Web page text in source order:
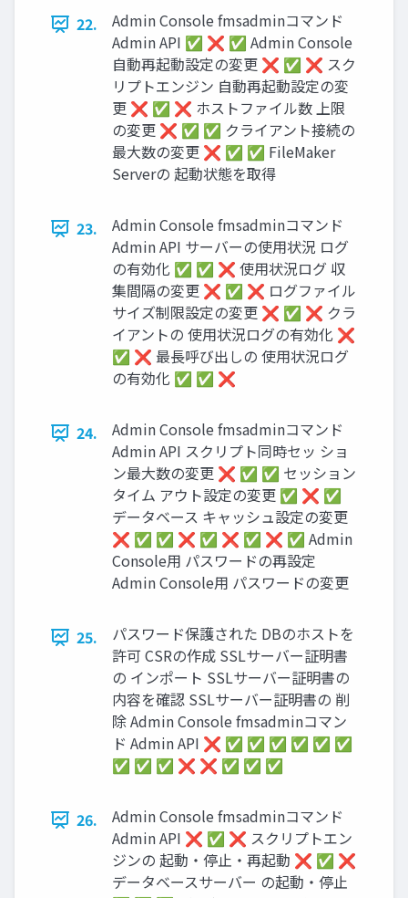
22.
Admin Console fmsadminコマンド
Admin API ✅ ❌ ✅ Admin Console
自動再起動設定の変更 ❌ ✅ ❌ スク
リプトエンジン 自動再起動設定の変
更 ❌ ✅ ❌ ホストファイル数 上限
の変更 ❌ ✅ ✅ クライアント接続の
最大数の変更 ❌ ✅ ✅ FileMaker
Serverの 起動状態を取得
23.
Admin Console fmsadminコマンド
Admin API サーバーの使用状況 ログ
の有効化 ✅ ✅ ❌ 使用状況ログ 収
集間隔の変更 ❌ ✅ ❌ ログファイル
サイズ制限設定の変更 ❌ ✅ ❌ クラ
イアントの 使用状況ログの有効化 ❌
✅ ❌ 最長呼び出しの 使用状況ログ
の有効化 ✅ ✅ ❌
24.
Admin Console fmsadminコマンド
Admin API スクリプト同時セッ ショ
ン最大数の変更 ❌ ✅ ✅ セッション
タイム アウト設定の変更 ✅ ❌ ✅
データベース キャッシュ設定の変更
❌ ✅ ✅ ❌ ✅ ❌ ✅ ❌ ✅ Admin
Console用 パスワードの再設定
Admin Console用 パスワードの変更
25.
パスワード保護された DBのホストを
許可 CSRの作成 SSLサーバー証明書
の インポート SSLサーバー証明書の
内容を確認 SSLサーバー証明書の 削
除 Admin Console fmsadminコマン
ド Admin API ❌ ✅ ✅ ✅ ✅ ✅ ✅
✅ ✅ ✅ ❌ ❌ ✅ ✅ ✅
26.
Admin Console fmsadminコマンド
Admin API ❌ ✅ ❌ スクリプトエン
ジンの 起動・停止・再起動 ❌ ✅ ❌
データベースサーバー の起動・停止